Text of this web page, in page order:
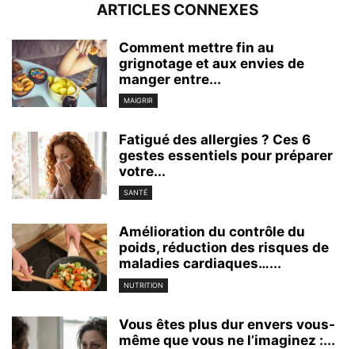
ARTICLES CONNEXES
Comment mettre fin au
grignotage et aux envies de
manger entre...
MAIGRIR
Fatigué des allergies ? Ces 6
gestes essentiels pour préparer
votre...
SANTÉ
Amélioration du contrôle du
poids, réduction des risques de
maladies cardiaques…...
NUTRITION
Vous êtes plus dur envers vous-
même que vous ne l’imaginez :...